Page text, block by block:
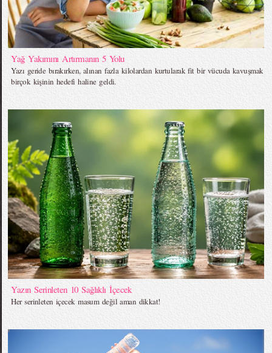
Yağ Yakımını Artırmanın 5 Yolu
Yazı geride bırakırken, alınan fazla kilolardan kurtularak fit bir vücuda kavuşmak
birçok kişinin hedefi haline geldi.
Yazın Serinleten 10 Sağlıklı İçecek
Her serinleten içecek masum değil aman dikkat!